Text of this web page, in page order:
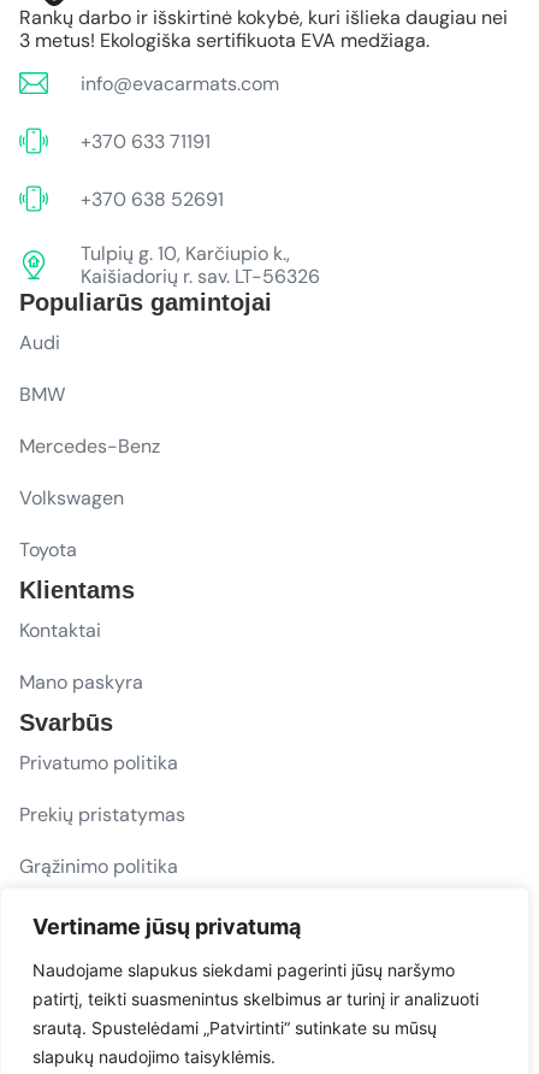
Vertiname jūsų privatumą
Naudojame slapukus siekdami pagerinti jūsų naršymo
patirtį, teikti suasmenintus skelbimus ar turinį ir analizuoti
srautą. Spustelėdami „Patvirtinti“ sutinkate su mūsų
slapukų naudojimo taisyklėmis.
Rankų darbo ir išskirtinė kokybė, kuri išlieka daugiau nei
3 metus! Ekologiška sertifikuota EVA medžiaga.
info@evacarmats.com
+370 633 71191
+370 638 52691
Tulpių g. 10, Karčiupio k.,
Kaišiadorių r. sav. LT-56326
Populiarūs gamintojai
Audi
BMW
Mercedes-Benz
Volkswagen
Toyota
Klientams
Kontaktai
Mano paskyra
Svarbūs
Privatumo politika
Prekių pristatymas
Grąžinimo politika
D. U. K.
Sekite mus
evacarmats
© Copyright 2026 | Eva Car Mats